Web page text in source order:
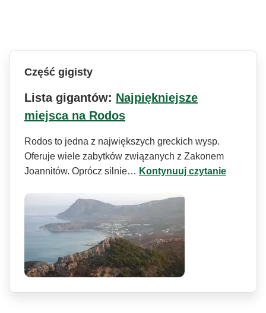
Część gigisty
Lista gigantów: Najpiękniejsze
miejsca na Rodos
Rodos to jedna z największych greckich wysp.
Oferuje wiele zabytków związanych z Zakonem
Joannitów. Oprócz silnie… Kontynuuj czytanie